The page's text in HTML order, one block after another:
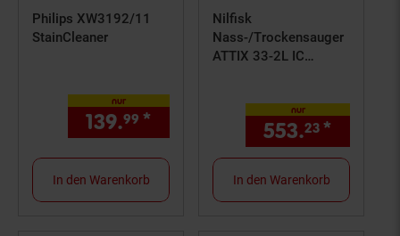
Philips XW3192/11
StainCleaner
nur
139.99 * € Sternchen
In den Warenkorb
Nilfisk
Nass-/Trockensauger
ATTIX 33-2L IC
nur
553.23 *
In den Warenkorb